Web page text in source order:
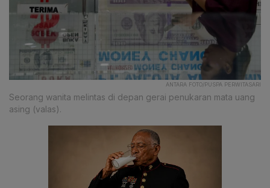
ANTARA FOTO/PUSPA PERWITASARI
Seorang wanita melintas di depan gerai penukaran mata uang
asing (valas).